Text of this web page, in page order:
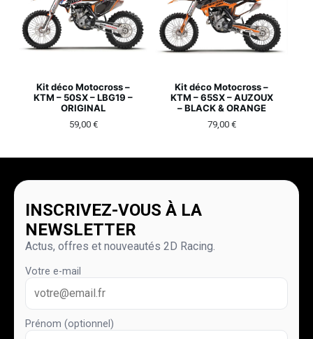
Kit déco Motocross –
KTM – 50SX – LBG19 –
ORIGINAL
59,00 €
Kit déco Motocross –
KTM – 65SX – AUZOUX
– BLACK & ORANGE
79,00 €
INSCRIVEZ-VOUS À LA
NEWSLETTER
Actus, offres et nouveautés 2D Racing.
Votre e-mail
Prénom (optionnel)